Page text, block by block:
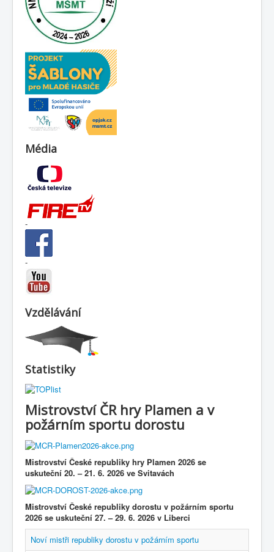
Média
-
-
Vzdělávání
Statistiky
Mistrovství ČR hry Plamen a v
požárním sportu dorostu
Mistrovství České republiky hry Plamen 2026 se
uskuteční 20.– 21. 6. 2026 ve Svitavách
Mistrovství České republiky dorostu v požárním sportu
2026 se uskuteční 27. – 29. 6. 2026 v Liberci
Noví mistři republiky dorostu v požárním sportu